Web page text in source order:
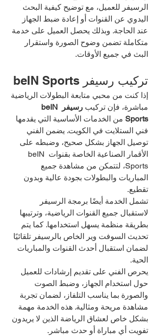
الرسيفر للعميل، مع توضيح كيفية البحث
اليدوي عن القنوات أو إعادة ضبط الجهاز
عند الحاجة. وبذلك يحصل العميل على خدمة
متكاملة تضمن وضوح الصورة واستقرار
البث في جميع الأوقات.
تركيب رسيفر beIN Sports
إذا كنت من محبي متابعة البطولات الرياضية
مباشرة، فإن تركيب
رسيفر beIN
Sports من الخدمات الأساسية التي يقدمها
فني الستلايت في الكويت. يضمن الفني
توصيل الجهاز بشكل صحيح، وضبطه على
الأقمار الصناعية الخاصة بقنوات beIN
Sports، لتتمكن من مشاهدة جميع
المباريات والبطولات بجودة عالية وبدون
تقطيع.
تشمل الخدمة أيضًا برمجة الرسيفر
لاستقبال جميع القنوات الرياضية، وترتيبها
بطريقة منظمة يسهل استخدامها. كما يتم
تحديث السوفت وير الخاص بالرسيفر تلقائيًا
لضمان استقبال أحدث القنوات والمباريات
الحية.
يحرص الفني على تقديم إرشادات للعميل
حول استخدام الجهاز، وضبط الصوت
والصورة بما يناسب التلفاز، لضمان تجربة
مشاهدة مريحة ومثالية. هذه الخدمة مهمة
بشكل خاص لعشاق الرياضة الذين لا يريدون
تفويت أي مباراة أو حدث مباشر.